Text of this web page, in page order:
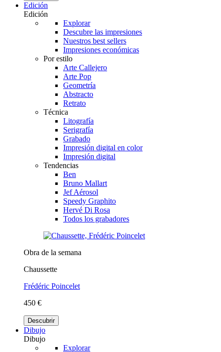
Edición
Edición
Explorar
Descubre las impresiones
Nuestros best sellers
Impresiones económicas
Por estilo
Arte Callejero
Arte Pop
Geometría
Abstracto
Retrato
Técnica
Litografía
Serigrafía
Grabado
Impresión digital en color
Impresión digital
Tendencias
Ben
Bruno Mallart
Jef Aérosol
Speedy Graphito
Hervé Di Rosa
Todos los grabadores
Obra de la semana
Chaussette
Frédéric Poincelet
450 €
Descubrir
Dibujo
Dibujo
Explorar